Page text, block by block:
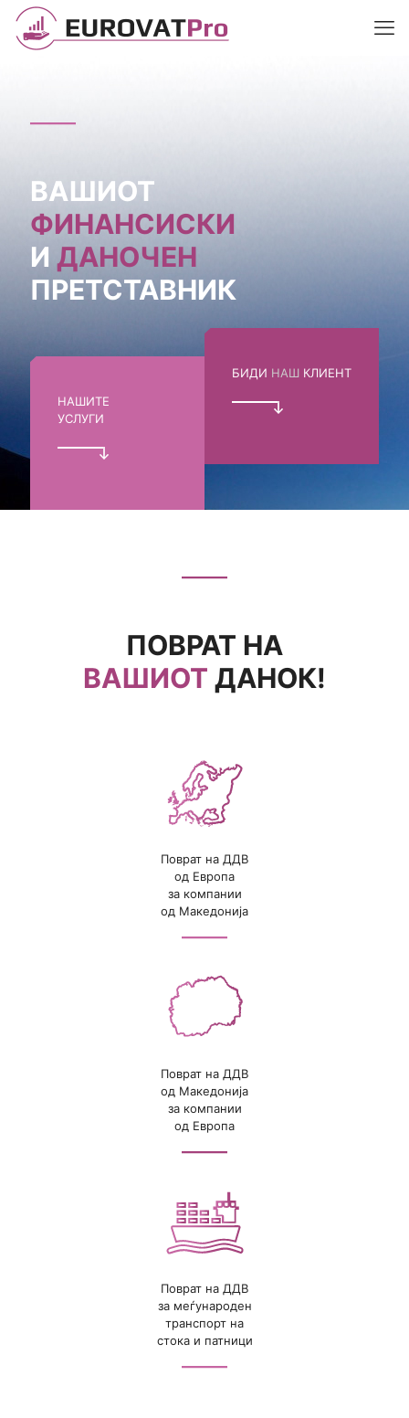
ВАШИОТ
ФИНАНСИСКИ
И ДАНОЧЕН
ПРЕТСТАВНИК
НАШИТЕ
УСЛУГИ
БИДИ НАШ КЛИЕНТ
ПОВРАТ НА
ВАШИОТ ДАНОК!
Поврат на ДДВ
од Европа
за компании
од Македонија
Поврат на ДДВ
од Македонија
за компании
од Европа
Поврат на ДДВ
за меѓународен
транспорт на
стока и патници